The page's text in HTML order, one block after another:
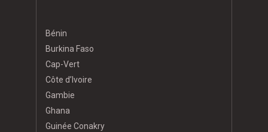
Bénin
Burkina Faso
Cap-Vert
Côte d’Ivoire
Gambie
Ghana
Guinée Conakry